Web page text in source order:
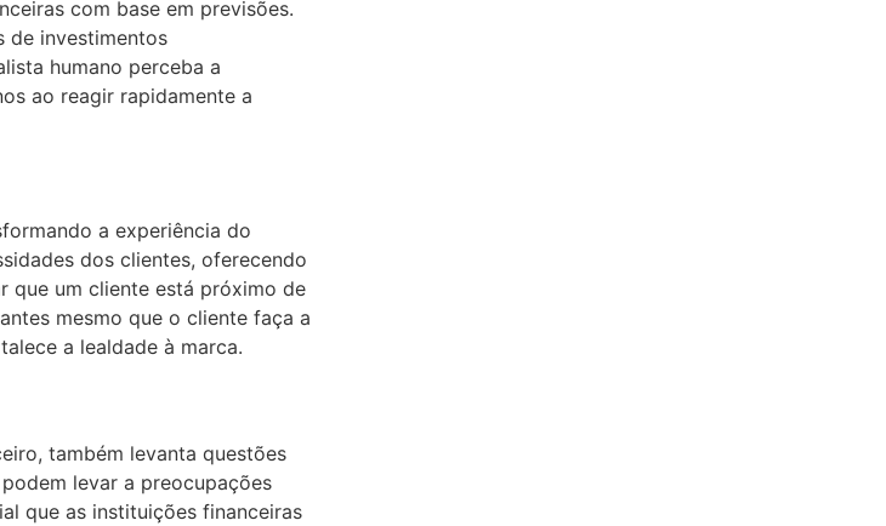
com base em previsões.
de investimentos
humano perceba a
ao reagir rapidamente a
a experiência do
dos clientes, oferecendo
que um cliente está próximo de
mesmo que o cliente faça a
a lealdade à marca.
também levanta questões
levar a preocupações
que as instituições financeiras